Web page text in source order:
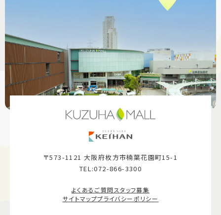
〒573-1121 大阪府枚方市楠葉花園町15-1
TEL:072-866-3300
よくあるご質問スタッフ募集
サイトマッププライバシーポリシー